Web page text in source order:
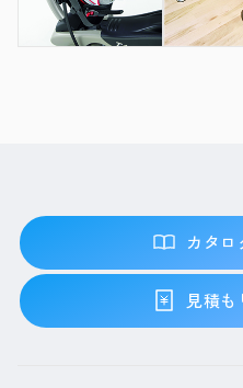
カタロ
見積も